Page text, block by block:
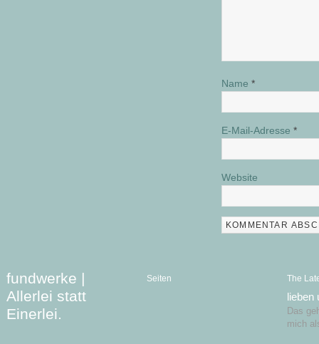
Name *
E-Mail-Adresse *
Website
fundwerke |
Allerlei statt
Einerlei.
Seiten The
lieben
Das
mich